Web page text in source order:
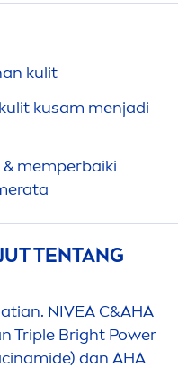
kulit
kusam menjadi
memperbaiki
TENTANG
NIVEA C&AHA
Triple Bright Power
dan AHA